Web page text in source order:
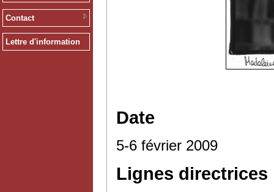
Contact
Lettre d'information
Date
5-6 février 2009
Lignes directrices